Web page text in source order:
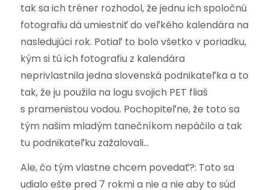
tak sa ich tréner rozhodol, že jednu ich spoločnú
fotografiu dá umiestniť do veľkého kalendára na
nasledujúci rok. Potiaľ to bolo všetko v poriadku,
kým si tú ich fotografiu z kalendára
neprivlastnila jedna slovenská podnikateľka a to
tak, že ju použila na logu svojich PET fliaš
s pramenistou vodou. Pochopiteľne, že toto sa
tým našim mladým tanečníkom nepáčilo a tak
tu podnikateľku zažalovali…
Ale, čo tým vlastne chcem povedať?: Toto sa
udialo ešte pred 7 rokmi a nie a nie aby to súd